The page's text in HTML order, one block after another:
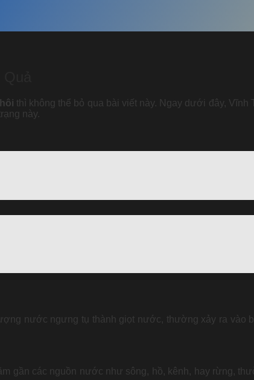
thì không thể bỏ qua bài viết này. Ngay dưới đây, Vĩnh
này.
nước ngưng tụ thành giọt nước, thường xảy ra vào
gần các nguồn nước như sông, hồ, kênh, hay rừng,